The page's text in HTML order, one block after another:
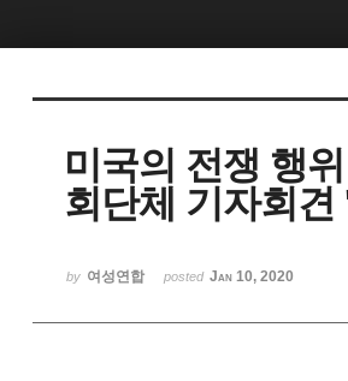
미국의 전쟁 행
회단체 기자회
by 여성연합 posted Jan 10, 2020
5
5